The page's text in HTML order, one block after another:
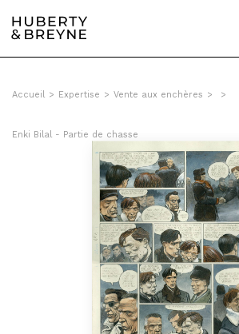
Accueil > Expertise > Vente aux enchères > >
Enki Bilal - Partie de chasse